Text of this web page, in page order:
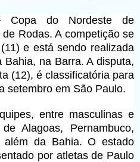
Copa do Nordeste de
Rodas. A competição se
e está sendo realizada
Bahia, na Barra. A disputa,
(12), é classificatória para
setembro em São Paulo.
entre masculinas e
Alagoas, Pernambuco,
da Bahia. O estado
por atletas de Paulo